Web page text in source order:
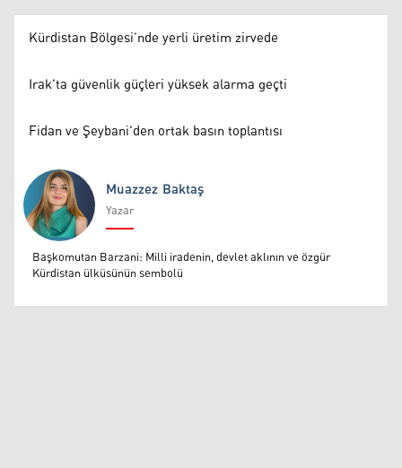
Kürdistan Bölgesi’nde yerli üretim zirvede
Irak'ta güvenlik güçleri yüksek alarma geçti
Fidan ve Şeybani'den ortak basın toplantısı
Muazzez Baktaş
Muazzez Baktaş
Yazar
Başkomutan Barzani: Milli iradenin, devlet aklının ve özgür
Kürdistan ülküsünün sembolü